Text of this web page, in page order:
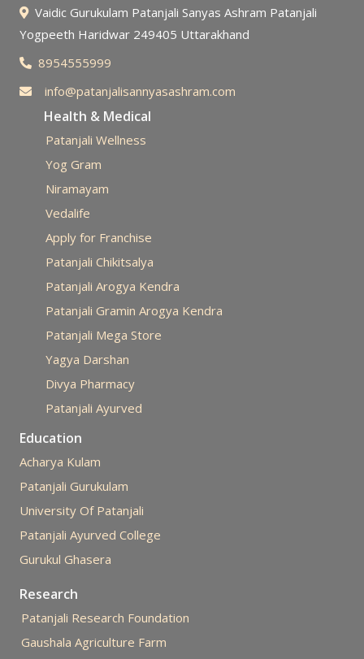
Vaidic Gurukulam Patanjali Sanyas Ashram Patanjali
Yogpeeth Haridwar 249405 Uttarakhand
8954555999
info@patanjalisannyasashram.com
Health & Medical
Patanjali Wellness
Yog Gram
Niramayam
Vedalife
Apply for Franchise
Patanjali Chikitsalya
Patanjali Arogya Kendra
Patanjali Gramin Arogya Kendra
Patanjali Mega Store
Yagya Darshan
Divya Pharmacy
Patanjali Ayurved
Education
Acharya Kulam
Patanjali Gurukulam
University Of Patanjali
Patanjali Ayurved College
Gurukul Ghasera
Research
Patanjali Research Foundation
Gaushala Agriculture Farm